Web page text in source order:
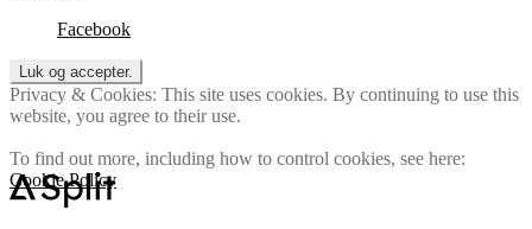
Facebook
Privacy & Cookies: This site uses cookies. By continuing to use this
website, you agree to their use.
To find out more, including how to control cookies, see here:
Cookie Policy